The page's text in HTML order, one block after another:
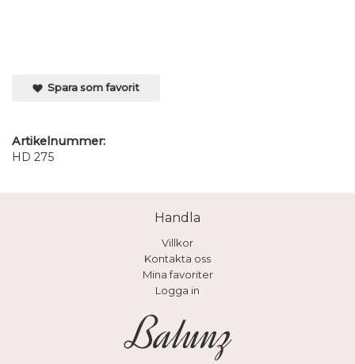
Spara som favorit
Artikelnummer:
HD 275
Handla
Villkor
Kontakta oss
Mina favoriter
Logga in